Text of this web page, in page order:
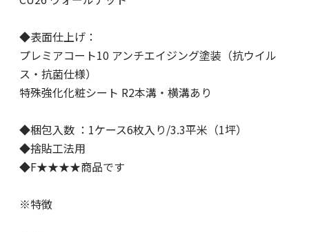
◆表面仕上げ：
プレミアコート10 アンチエイジング塗装（抗ウイル
ス・抗菌仕様）
特殊強化化粧シート R2本溝・横溝あり
◆梱包入数 ：1ケース6枚入り/3.3平米（1坪）
◆捨貼工法用
◆F★★★★商品です
※特徴